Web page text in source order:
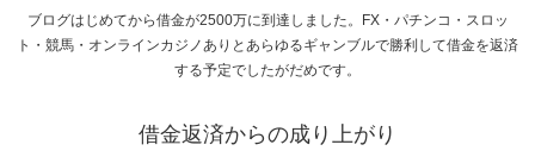
ブログはじめてから借金が2500万に到達しました。FX・パチンコ・スロッ
ト・競馬・オンラインカジノありとあらゆるギャンブルで勝利して借金を返済
する予定でしたがだめです。
借金返済からの成り上がり